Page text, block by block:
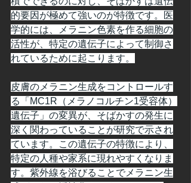
的要因が極めて強いのが特徴です。医
学的には、メラニン色素を作る細胞の
活性が、特定の遺伝子によって制御さ
れているために起こります。
皮膚のメラニン生成をコントロールす
る「MC1R（メラノコルチン1受容体）
遺伝子」の変異が、そばかすの発生に
深く関わっていることが研究で示され
ています。この遺伝子の特徴により、
特定の人種や家系に現れやすくなりま
す。紫外線を浴びることでメラニン生